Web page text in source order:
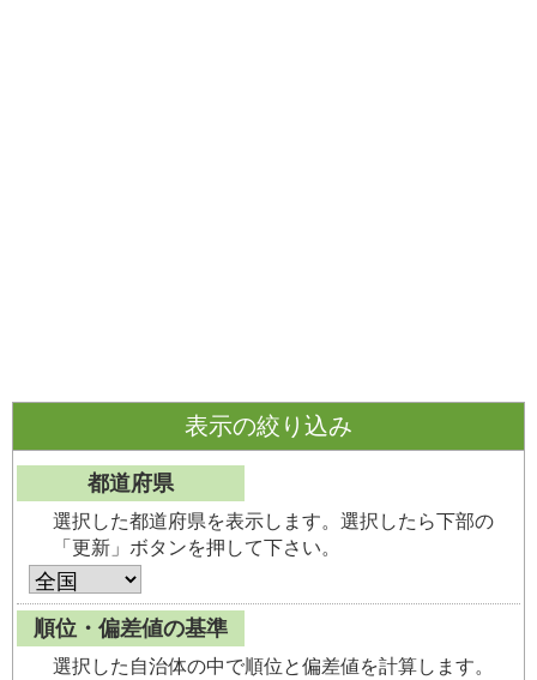
表示の絞り込み
都道府県
選択した都道府県を表示します。選択したら下部の
「更新」ボタンを押して下さい。
順位・偏差値の基準
選択した自治体の中で順位と偏差値を計算します。